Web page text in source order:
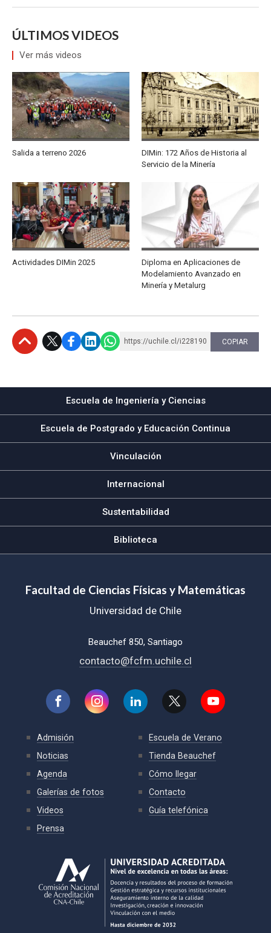
ÚLTIMOS VIDEOS
Ver más videos
Salida a terreno 2026
DIMin: 172 Años de Historia al
Servicio de la Minería
Actividades DIMin 2025
Diploma en Aplicaciones de
Modelamiento Avanzado en
Minería y Metalurg
https://uchile.cl/i228190 COPIAR
Escuela de Ingeniería y Ciencias
Escuela de Postgrado y Educación Continua
Vinculación
Internacional
Sustentabilidad
Biblioteca
Facultad de Ciencias Físicas y Matemáticas
Universidad de Chile
Beauchef 850, Santiago
contacto@fcfm.uchile.cl
Admisión
Noticias
Agenda
Galerías de fotos
Videos
Prensa
Escuela de Verano
Tienda Beauchef
Cómo llegar
Contacto
Guía telefónica